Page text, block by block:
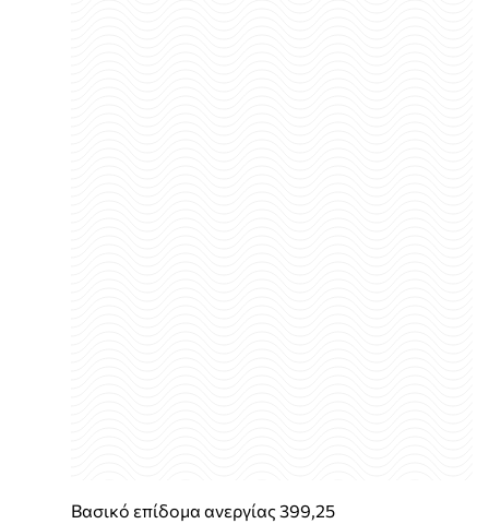
Βασικό επίδομα ανεργίας 399,25